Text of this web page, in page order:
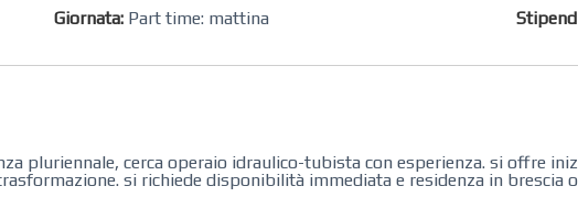
Giornata: Part time: mattina
pluriennale, cerca operaio idraulico-tubista con esperienza. si offre
si richiede disponibilità immediata e residenza in brescia